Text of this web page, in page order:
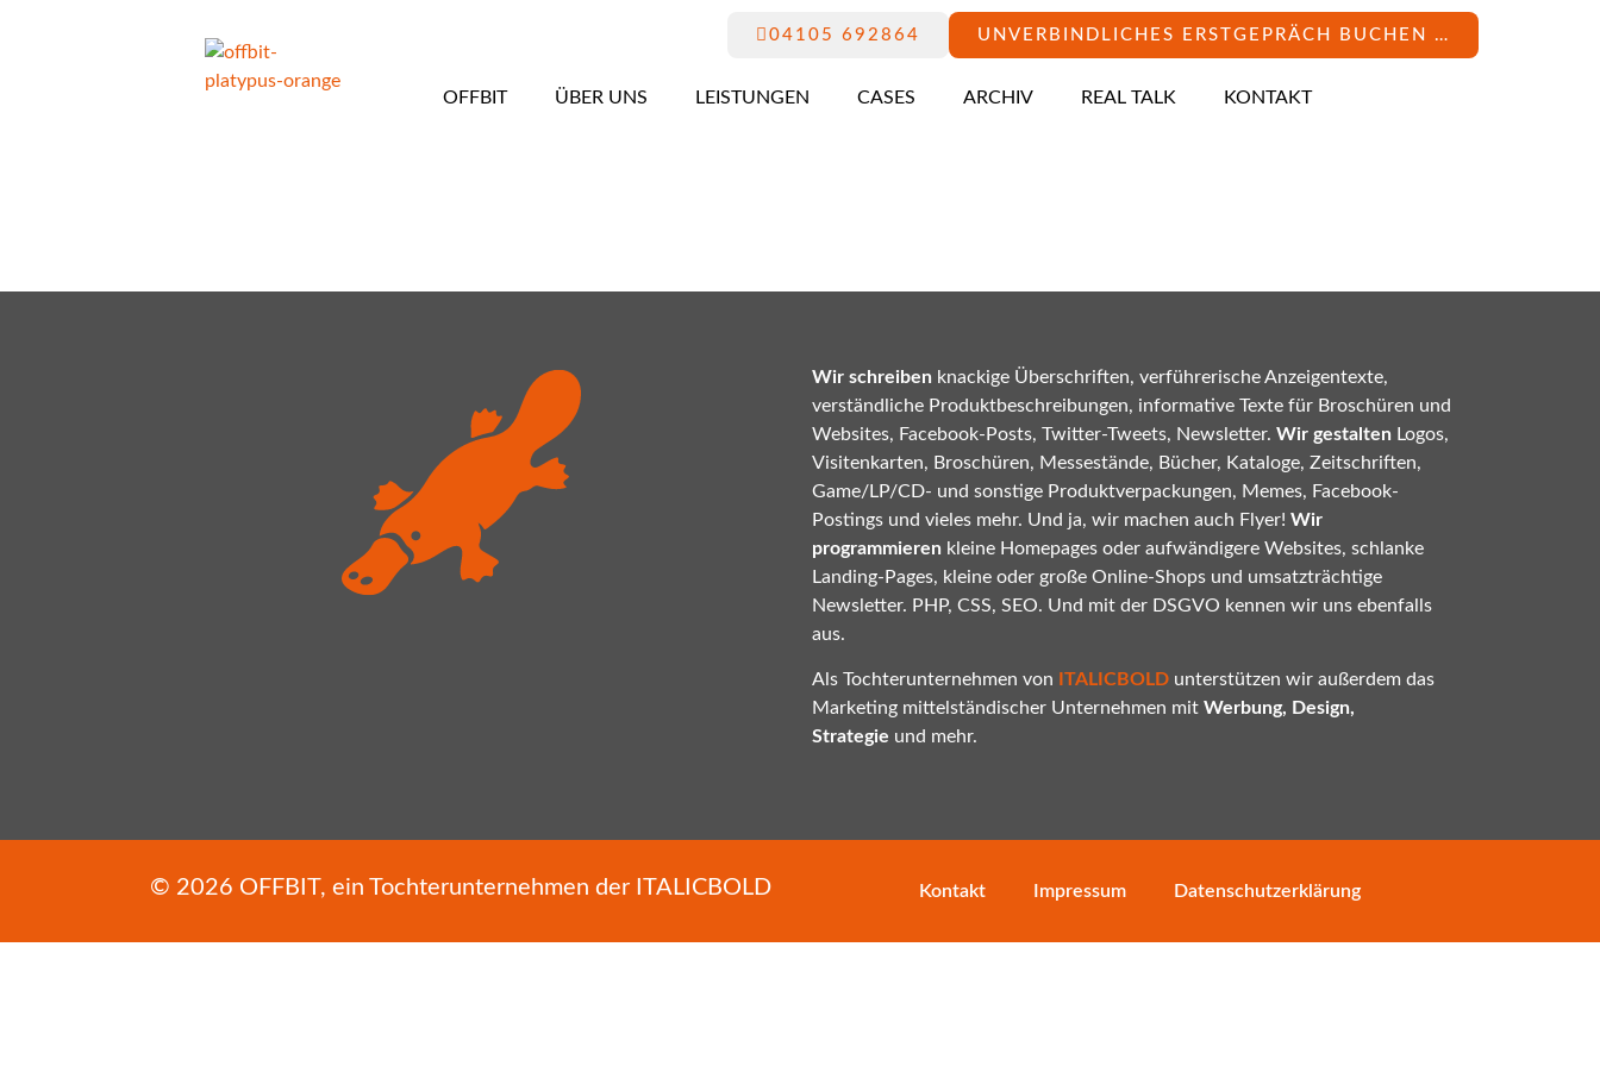
UNVERBINDLICHES ERSTGEPRÄCH BUCHEN …
04105 692864
OFFBIT ÜBER UNS LEISTUNGEN CASES ARCHIV REAL TALK KONTAKT
Wir schreiben knackige Überschriften, verführerische Anzeigentexte,
verständliche Produktbeschreibungen, informative Texte für Broschüren und
Websites, Facebook-Posts, Twitter-Tweets, Newsletter. Wir gestalten Logos,
Visitenkarten, Broschüren, Messestände, Bücher, Kataloge, Zeitschriften,
Game/LP/CD- und sonstige Produktverpackungen, Memes, Facebook-
Postings und vieles mehr. Und ja, wir machen auch Flyer! Wir
programmieren kleine Homepages oder aufwändigere Websites, schlanke
Landing-Pages, kleine oder große Online-Shops und umsatzträchtige
Newsletter. PHP, CSS, SEO. Und mit der DSGVO kennen wir uns ebenfalls
aus.
Als Tochterunternehmen von ITALICBOLD unterstützen wir außerdem das
Marketing mittelständischer Unternehmen mit Werbung, Design,
Strategie und mehr.
© 2026 OFFBIT, ein Tochterunternehmen der ITALICBOLD Kontakt Impressum Datenschutzerklärung